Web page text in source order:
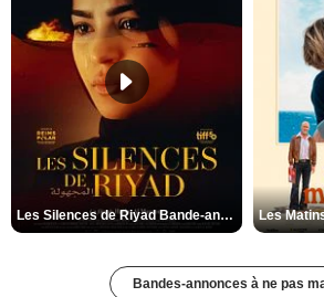
Les Silences de Riyad Bande-annonce VO STFR
Bandes-annonces à ne pas